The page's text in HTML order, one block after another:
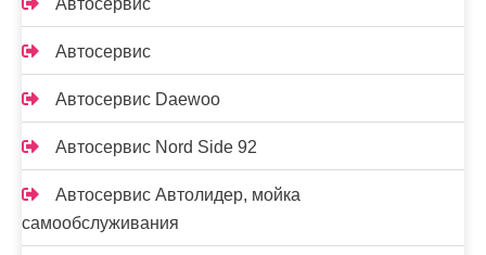
Автосервис
Автосервис
Автосервис Daewoo
Автосервис Nord Side 92
Автосервис Автолидер, мойка
самообслуживания